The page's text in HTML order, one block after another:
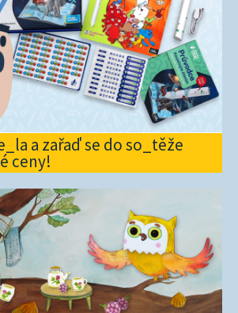
a zařaď se do so_těže
ceny!